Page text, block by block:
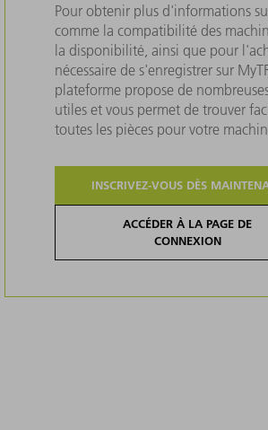
Pour obtenir plus d'informations
comme la compatibilité des
la disponibilité, ainsi que pour
nécessaire de s'enregistrer sur
plateforme propose de
utiles et vous permet de trouver
toutes les pièces pour votre
INSCRIVEZ-VOUS DÈS
ACCÉDER À LA PAGE DE
CONNEXION